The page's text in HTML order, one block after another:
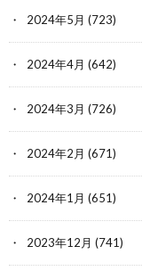
2024年5月 (723)
2024年4月 (642)
2024年3月 (726)
2024年2月 (671)
2024年1月 (651)
2023年12月 (741)